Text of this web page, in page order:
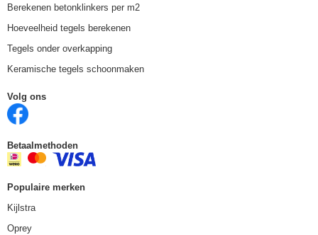
Berekenen betonklinkers per m2
Hoeveelheid tegels berekenen
Tegels onder overkapping
Keramische tegels schoonmaken
Volg ons
Betaalmethoden
Populaire merken
Kijlstra
Oprey